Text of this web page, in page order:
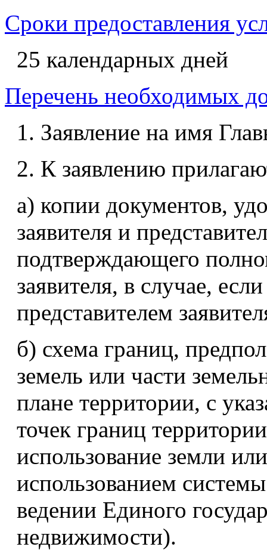
Сроки предоставления
25 календарных дней
Перечень необходимых
1. Заявление на имя
2. К заявлению
а) копии документов,
заявителя и
подтверждающего
заявителя, в случае,
представителем
б) схема границ,
земель или части
плане территории, с
точек границ
использование земли
использованием
ведении Единого
недвижимости).